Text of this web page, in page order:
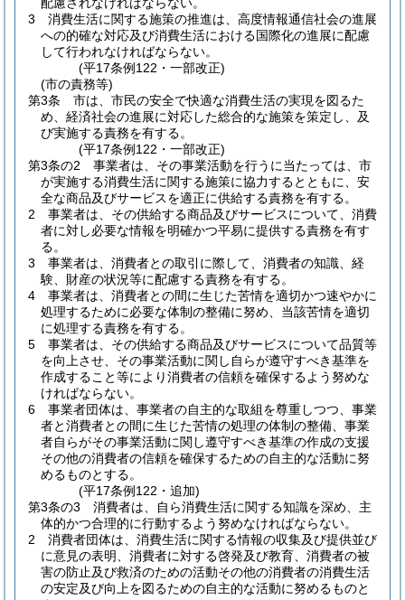
3
消費生活に関する施策の推進は、高度情報通信社会の進展
への的確な対応及び消費生活における国際化の進展に配慮
して行われなければならない。
(平17条例122・一部改正)
(市の責務等)
第3条
市は、市民の安全で快適な消費生活の実現を図るた
め、経済社会の進展に対応した総合的な施策を策定し、及
び実施する責務を有する。
(平17条例122・一部改正)
第3条の2
事業者は、その事業活動を行うに当たっては、市
が実施する消費生活に関する施策に協力するとともに、安
全な商品及びサービスを適正に供給する責務を有する。
2
事業者は、その供給する商品及びサービスについて、消費
者に対し必要な情報を明確かつ平易に提供する責務を有す
る。
3
事業者は、消費者との取引に際して、消費者の知識、経
験、財産の状況等に配慮する責務を有する。
4
事業者は、消費者との間に生じた苦情を適切かつ速やかに
処理するために必要な体制の整備に努め、当該苦情を適切
に処理する責務を有する。
5
事業者は、その供給する商品及びサービスについて品質等
を向上させ、その事業活動に関し自らが遵守すべき基準を
作成すること等により消費者の信頼を確保するよう努めな
ければならない。
6
事業者団体は、事業者の自主的な取組を尊重しつつ、事業
者と消費者との間に生じた苦情の処理の体制の整備、事業
者自らがその事業活動に関し遵守すべき基準の作成の支援
その他の消費者の信頼を確保するための自主的な活動に努
めるものとする。
(平17条例122・追加)
第3条の3
消費者は、自ら消費生活に関する知識を深め、主
体的かつ合理的に行動するよう努めなければならない。
2
消費者団体は、消費生活に関する情報の収集及び提供並び
に意見の表明、消費者に対する啓発及び教育、消費者の被
害の防止及び救済のための活動その他の消費者の消費生活
の安定及び向上を図るための自主的な活動に努めるものと